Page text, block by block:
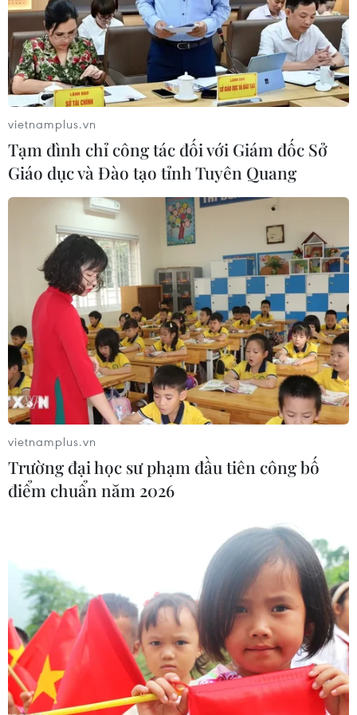
#cây xanh #chiếu sáng nghệ thuật
#National Park
#Bí thư Thành ủy Nguyễn Thiện Nhân
#công viên cây xanh
Tp. Hồ Chí Minh
Theo dõi VietnamPlus
vietnamplus.vn
Tạm đình chỉ công tác đối với Giám đốc Sở
Giáo dục và Đào tạo tỉnh Tuyên Quang
vietnamplus.vn
Trường đại học sư phạm đầu tiên công bố
điểm chuẩn năm 2026